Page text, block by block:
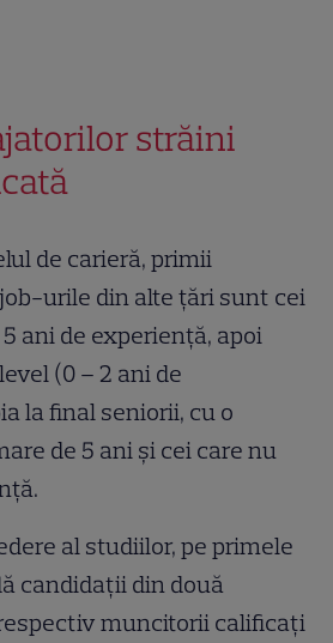
străini
de carieră, primii
urile din alte țări sunt cei
ani de experiență, apoi
(0 – 2 ani de
la final seniorii, cu o
de 5 ani și cei care nu
al studiilor, pe primele
candidații din două
muncitorii calificați